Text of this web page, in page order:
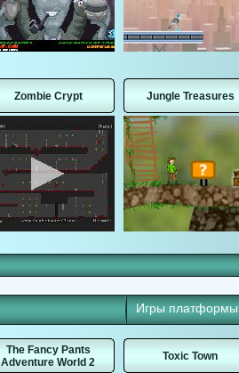
Zombie Crypt Jungle Treasures
Игры платформы
The Fancy Pants
Adventure World 2
Toxic Town